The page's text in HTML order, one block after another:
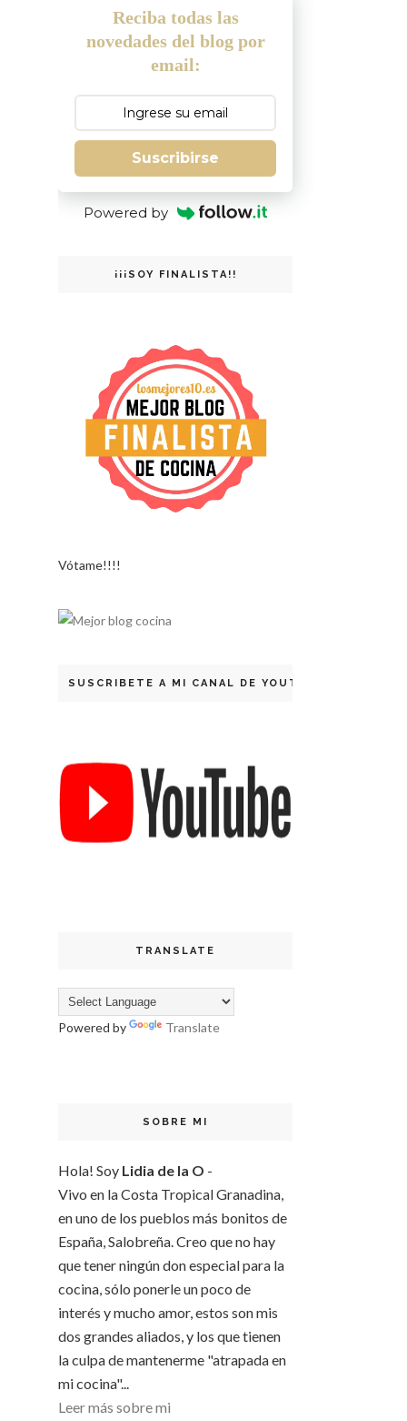
Reciba todas las
novedades del blog por
email:
Suscribirse
Powered by
¡¡¡SOY FINALISTA!!
Vótame!!!!
SUSCRIBETE A MI CANAL DE YOUTUBE
TRANSLATE
Powered by Translate
SOBRE MI
Hola! Soy Lidia de la O -
Vivo en la Costa Tropical Granadina,
en uno de los pueblos más bonitos de
España, Salobreña. Creo que no hay
que tener ningún don especial para la
cocina, sólo ponerle un poco de
interés y mucho amor, estos son mis
dos grandes aliados, y los que tienen
la culpa de mantenerme "atrapada en
mi cocina"...
Leer más sobre mi